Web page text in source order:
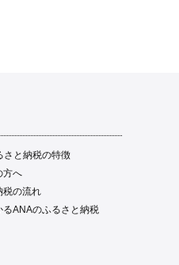
さと納税の特徴
方へ
税の流れ
るANAのふるさと納税